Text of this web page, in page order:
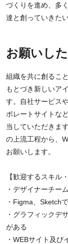
づくりを進め、多
達と創っていきた
お願いし
組織を共に創るこ
もとづき新しいア
す。自社サービス
ポレートサイトな
当していただきま
の上流工程から、
お願いします。
【歓迎するスキル
・デザイナーチー
・Figma、Sketch
・グラフィックデ
がある
・WEBサイト及